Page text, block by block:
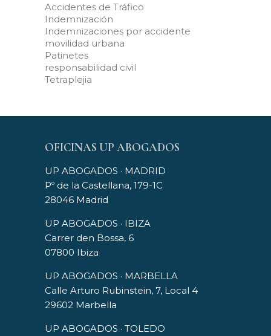
Accidentes de Tráfico
Indemnización
Indemnizaciones por accidente
movilidad urbana
Patinetes
responsabilidad civil
Tetraplejia
OFICINAS UP ABOGADOS
UP ABOGADOS · MADRID
Pº de la Castellana, 179-1C
28046 Madrid
UP ABOGADOS · IBIZA
Carrer den Bossa, 6
07800 Ibiza
UP ABOGADOS · MARBELLA
Calle Arturo Rubinstein, 7, Local 4
29602 Marbella
UP ABOGADOS · TOLEDO